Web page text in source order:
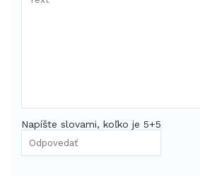
Napíšte slovami, koľko je 5+5